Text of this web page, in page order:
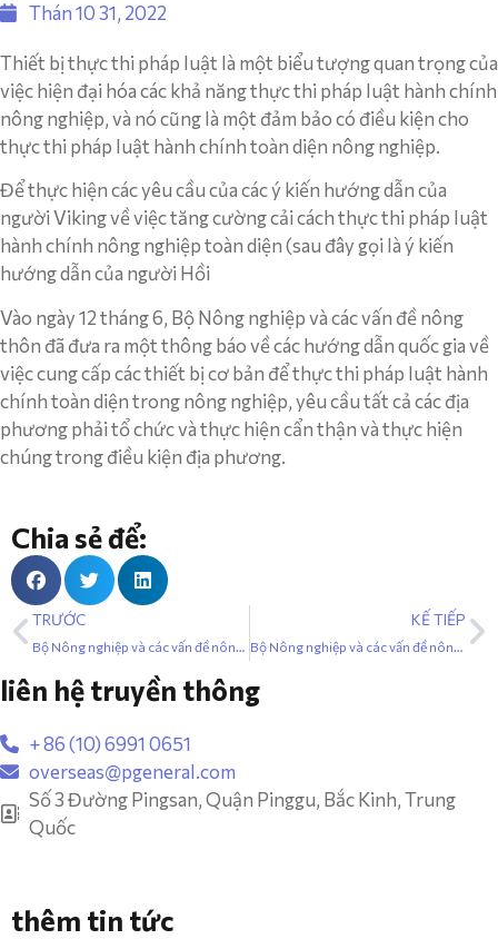
Thán 10 31, 2022
Thiết bị thực thi pháp luật là một biểu tượng quan trọng của
việc hiện đại hóa các khả năng thực thi pháp luật hành chính
nông nghiệp, và nó cũng là một đảm bảo có điều kiện cho
thực thi pháp luật hành chính toàn diện nông nghiệp.
Để thực hiện các yêu cầu của các ý kiến ​​hướng dẫn của
người Viking về việc tăng cường cải cách thực thi pháp luật
hành chính nông nghiệp toàn diện (sau đây gọi là ý kiến ​​
hướng dẫn của người Hồi
Vào ngày 12 tháng 6, Bộ Nông nghiệp và các vấn đề nông
thôn đã đưa ra một thông báo về các hướng dẫn quốc gia về
việc cung cấp các thiết bị cơ bản để thực thi pháp luật hành
chính toàn diện trong nông nghiệp, yêu cầu tất cả các địa
phương phải tổ chức và thực hiện cẩn thận và thực hiện
chúng trong điều kiện địa phương.
Chia sẻ để:
TRƯỚC
Bộ Nông nghiệp và các vấn đề nông thôn đã ban hành các tiêu chuẩn hướng dẫn của người Viking về việc trang bị các thiết bị cơ bản cho cơ quan thực thi pháp luật hành chính toàn diện quốc gia
KẾ TIẾP
Bộ Nông nghiệp và các vấn đề nông thôn đã ban hành các tiêu chuẩn hướng dẫn của người Viking về việc trang bị cho các thiết bị cơ bản cho cơ quan thực thi pháp luật hành chính toàn diện quốc gia
liên hệ truyền thông
+ 86 (10) 6991 0651
overseas@pgeneral.com
Số 3 Đường Pingsan, Quận Pinggu, Bắc Kinh, Trung
Quốc
thêm tin tức